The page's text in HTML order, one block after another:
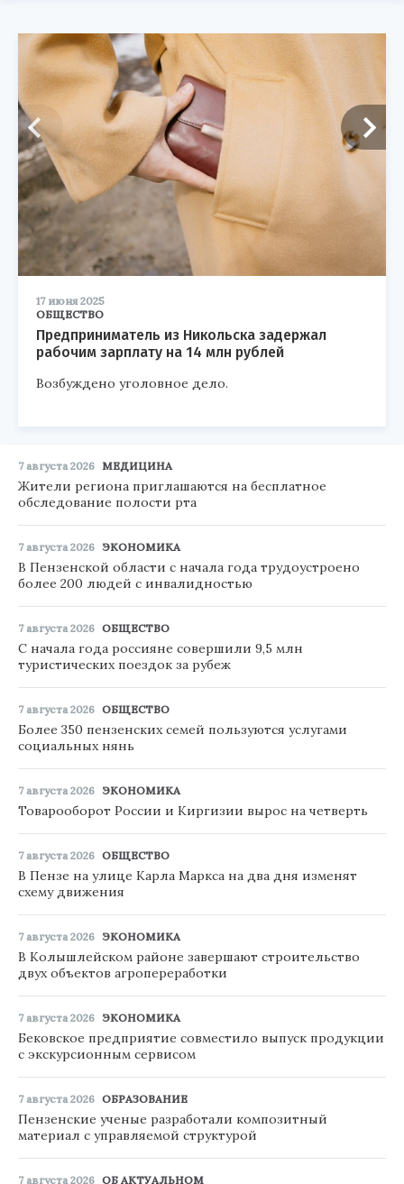
17 июня 2025
ОБЩЕСТВО
Предприниматель из Никольска задержал
рабочим зарплату на 14 млн рублей
Возбуждено уголовное дело.
7 августа 2026 МЕДИЦИНА
Жители региона приглашаются на бесплатное
обследование полости рта
7 августа 2026 ЭКОНОМИКА
В Пензенской области с начала года трудоустроено
более 200 людей с инвалидностью
7 августа 2026 ОБЩЕСТВО
С начала года россияне совершили 9,5 млн
туристических поездок за рубеж
7 августа 2026 ОБЩЕСТВО
Более 350 пензенских семей пользуются услугами
социальных нянь
7 августа 2026 ЭКОНОМИКА
Товарооборот России и Киргизии вырос на четверть
7 августа 2026 ОБЩЕСТВО
В Пензе на улице Карла Маркса на два дня изменят
схему движения
7 августа 2026 ЭКОНОМИКА
В Колышлейском районе завершают строительство
двух объектов агропереработки
7 августа 2026 ЭКОНОМИКА
Бековское предприятие совместило выпуск продукции
с экскурсионным сервисом
7 августа 2026 ОБРАЗОВАНИЕ
Пензенские ученые разработали композитный
материал с управляемой структурой
7 августа 2026 ОБ АКТУАЛЬНОМ